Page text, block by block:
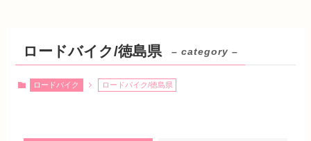
ロードバイク/徳島県 – category –
ロードバイク ロードバイク/徳島県